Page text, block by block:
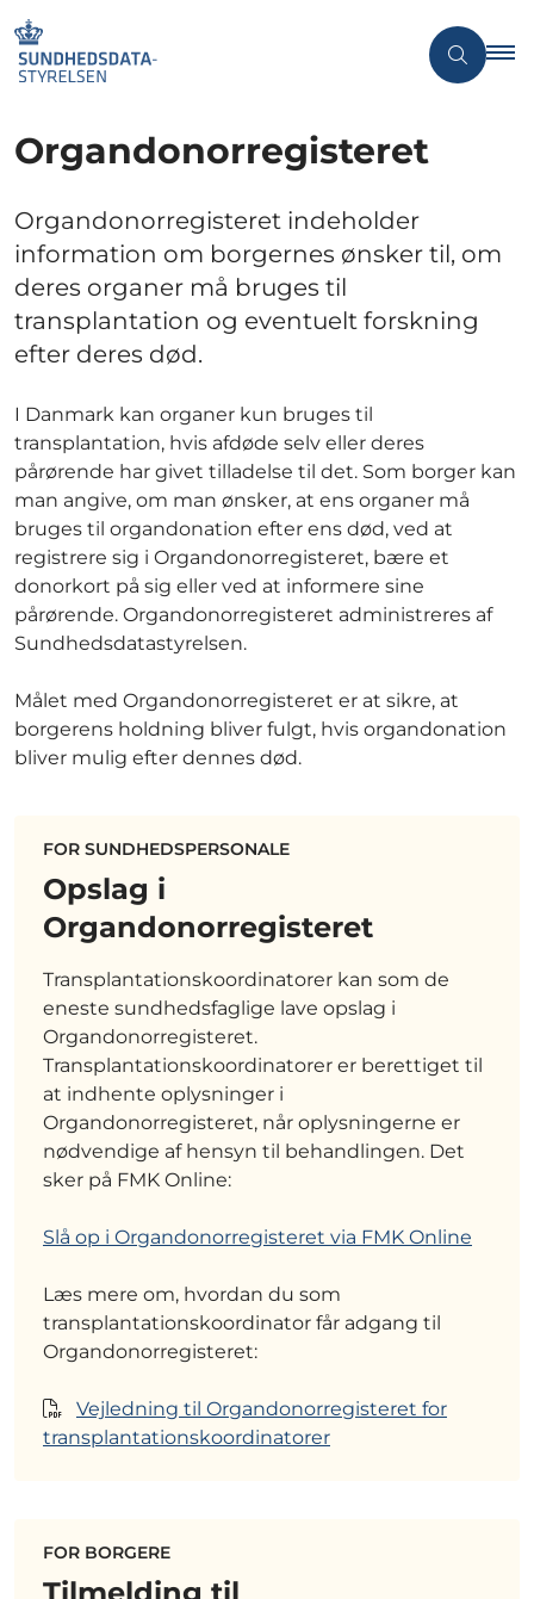
Organdonorregisteret
Organdonorregisteret indeholder
information om borgernes ønsker til, om
deres organer må bruges til
transplantation og eventuelt forskning
efter deres død.
I Danmark kan organer kun bruges til
transplantation, hvis afdøde selv eller deres
pårørende har givet tilladelse til det. Som borger kan
man angive, om man ønsker, at ens organer må
bruges til organdonation efter ens død, ved at
registrere sig i Organdonorregisteret, bære et
donorkort på sig eller ved at informere sine
pårørende. Organdonorregisteret administreres af
Sundhedsdatastyrelsen.
Målet med Organdonorregisteret er at sikre, at
borgerens holdning bliver fulgt, hvis organdonation
bliver mulig efter dennes død.
FOR SUNDHEDSPERSONALE
Opslag i
Organdonorregisteret
Transplantationskoordinatorer kan som de
eneste sundhedsfaglige lave opslag i
Organdonorregisteret.
Transplantationskoordinatorer er berettiget til
at indhente oplysninger i
Organdonorregisteret, når oplysningerne er
nødvendige af hensyn til behandlingen. Det
sker på FMK Online:
Slå op i Organdonorregisteret via FMK Online
Læs mere om, hvordan du som
transplantationskoordinator får adgang til
Organdonorregisteret:
Vejledning til Organdonorregisteret for
transplantationskoordinatorer
FOR BORGERE